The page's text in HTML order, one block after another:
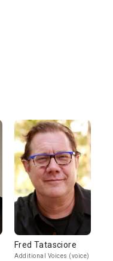
Fred Tatasciore
Additional Voices (voice)